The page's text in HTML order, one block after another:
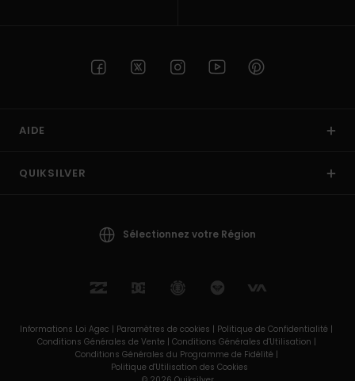
AIDE
QUIKSILVER
Sélectionnez votre Région
Informations Loi Agec | Paramètres de cookies | Politique de Confidentialité |
Conditions Générales de Vente | Conditions Générales d'Utilisation |
Conditions Générales du Programme de Fidélité |
Politique d'Utilisation des Cookies